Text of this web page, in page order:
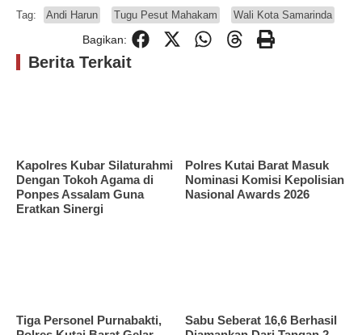
Tag: Andi Harun Tugu Pesut Mahakam Wali Kota Samarinda
Bagikan:
Berita Terkait
Kapolres Kubar Silaturahmi
Dengan Tokoh Agama di
Ponpes Assalam Guna
Eratkan Sinergi
Polres Kutai Barat Masuk
Nominasi Komisi Kepolisian
Nasional Awards 2026
Tiga Personel Purnabakti,
Sabu Seberat 16,6 Berhasil